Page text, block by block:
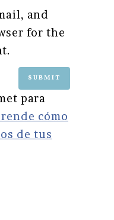
and
for the
para
cómo
de tus